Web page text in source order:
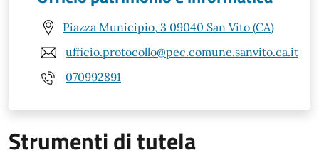
Piazza Municipio, 3 09040 San Vito (CA)
ufficio.protocollo@pec.comune.sanvito.ca.it
070992891
Strumenti di tutela